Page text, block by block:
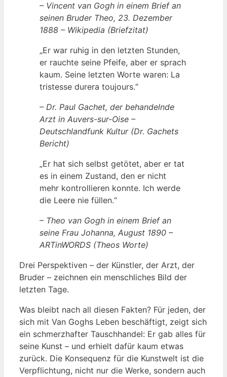
– Vincent van Gogh in einem Brief an
seinen Bruder Theo, 23. Dezember
1888 – Wikipedia (Briefzitat)
„Er war ruhig in den letzten Stunden,
er rauchte seine Pfeife, aber er sprach
kaum. Seine letzten Worte waren: La
tristesse durera toujours.“
– Dr. Paul Gachet, der behandelnde
Arzt in Auvers-sur-Oise –
Deutschlandfunk Kultur (Dr. Gachets
Bericht)
„Er hat sich selbst getötet, aber er tat
es in einem Zustand, den er nicht
mehr kontrollieren konnte. Ich werde
die Leere nie füllen.“
– Theo van Gogh in einem Brief an
seine Frau Johanna, August 1890 –
ARTinWORDS (Theos Worte)
Drei Perspektiven – der Künstler, der Arzt, der
Bruder – zeichnen ein menschliches Bild der
letzten Tage.
Was bleibt nach all diesen Fakten? Für jeden, der
sich mit Van Goghs Leben beschäftigt, zeigt sich
ein schmerzhafter Tauschhandel: Er gab alles für
seine Kunst – und erhielt dafür kaum etwas
zurück. Die Konsequenz für die Kunstwelt ist die
Verpflichtung, nicht nur die Werke, sondern auch